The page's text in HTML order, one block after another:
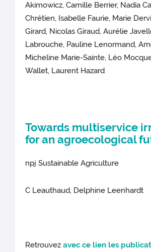
Akimowicz, Camille Berrier, Nadia
Chrétien, Isabelle Faurie, Marie
Girard, Nicolas Giraud, Aurélie
Labrouche, Pauline Lenormand,
Micheline Marie-Sainte, Léo
Wallet, Laurent Hazard
Towards multiservice
for an agroecological
npj Sustainable Agriculture
C Leauthaud, Delphine Leenhardt
Retrouvezavec ce lien les